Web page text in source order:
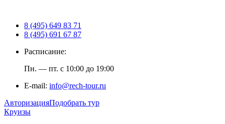
8 (495) 649 83 71
8 (495) 691 67 87
Расписание:
Пн. — пт. с 10:00 до 19:00
E-mail: info@rech-tour.ru
АвторизацияПодобрать тур
Круизы